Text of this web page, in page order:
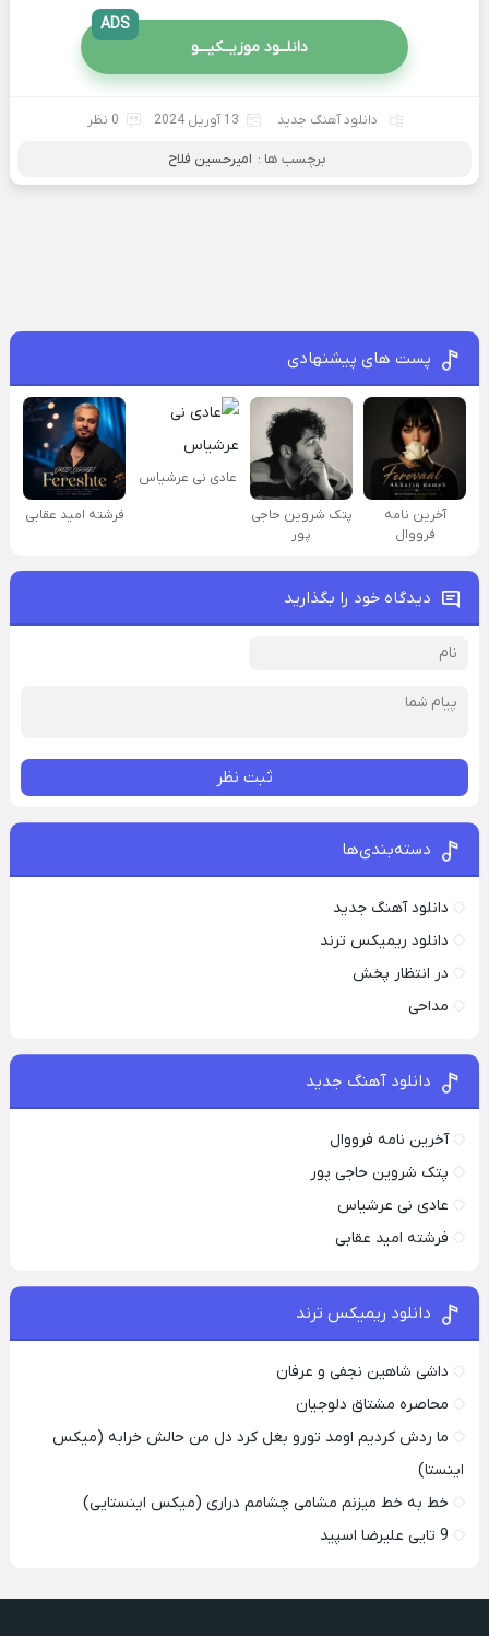
دانلــود موزیــکیـــو
ADS
دانلود آهنگ جدید 13 آوریل 2024 0 نظر
برچسب ها : امیرحسین فلاح
پست های پیشنهادی
آخرین نامه
فرووال
پتک شروین حاجی
پور
عادی نی عرشیاس
فرشته امید عقابی
دیدگاه خود را بگذارید
ثبت نظر
دسته‌بندی‌ها
دانلود آهنگ جدید
دانلود ریمیکس ترند
در انتظار پخش
مداحی
دانلود آهنگ جدید
آخرین نامه فرووال
پتک شروین حاجی پور
عادی نی عرشیاس
فرشته امید عقابی
دانلود ریمیکس ترند
داشی شاهین نجفی و عرفان
محاصره مشتاق دلوجیان
ما ردش کردیم اومد تورو بغل کرد دل من حالش خرابه (میکس
اینستا)
خط به خط میزنم مشامی چشامم دراری (میکس اینستایی)
9 تایی علیرضا اسپید